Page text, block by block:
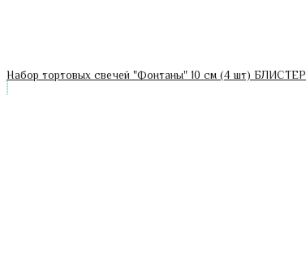
Набор тортовых свечей "Фонтаны" 10 см (4 шт) БЛИСТЕР